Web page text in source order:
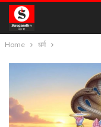
Home धर्म